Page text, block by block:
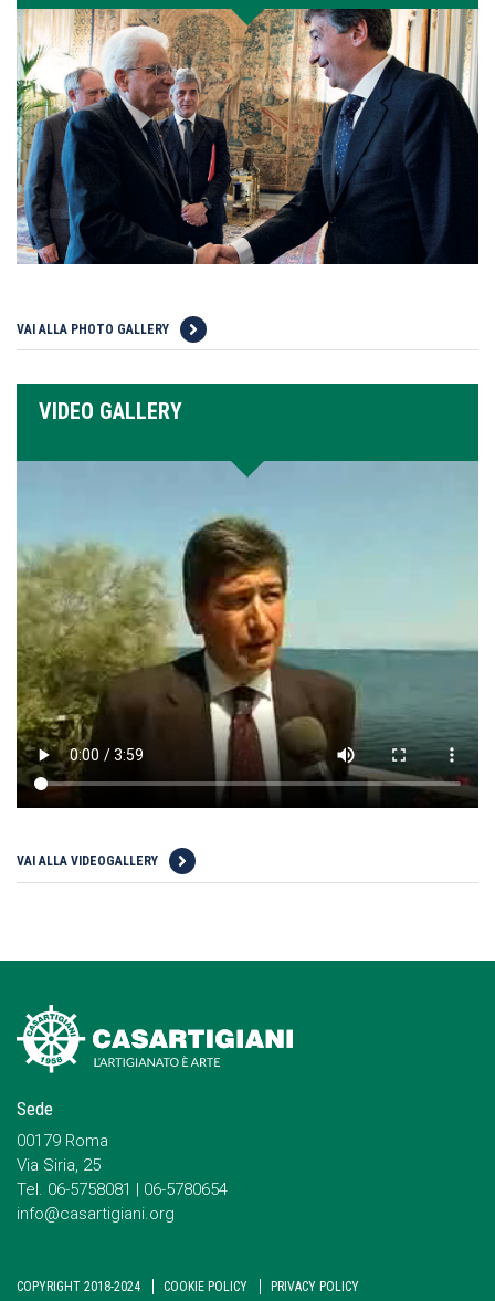
VAI ALLA PHOTO GALLERY
VIDEO GALLERY
VAI ALLA VIDEOGALLERY
Sede
00179 Roma
Via Siria, 25
Tel. 06-5758081 | 06-5780654
info@casartigiani.org
COPYRIGHT 2018-2024 COOKIE POLICY PRIVACY POLICY